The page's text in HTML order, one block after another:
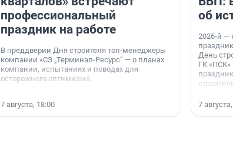
профессиональный
праздник на работе
В преддверии Дня строителя топ-менеджеры
компании «СЗ „Терминал-Ресурс“ — о планах
компании, испытаниях и поводах для
осторожного оптимизма.
7 августа, 18:00
об
2026-й —
День
ГК
7